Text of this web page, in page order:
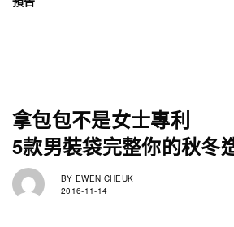
拿包包不是女士專利
5款男裝袋完整你的秋冬
BY EWEN CHEUK
2016-11-14